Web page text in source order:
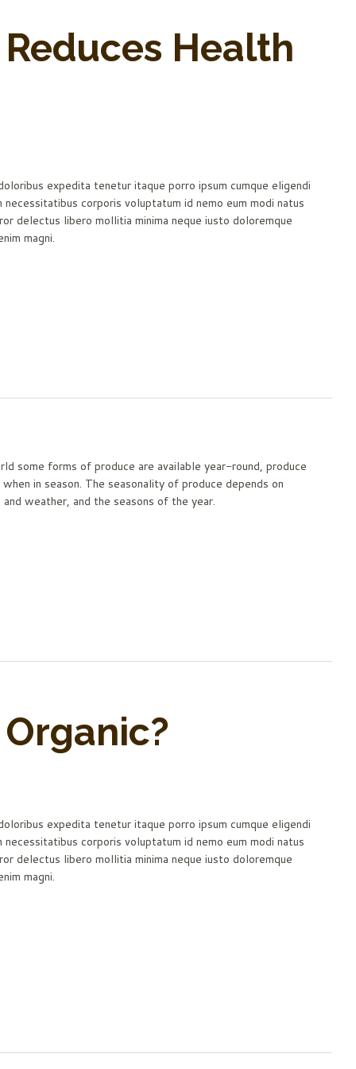
Health
expedita tenetur itaque porro ipsum cumque eligendi
corporis voluptatum id nemo eum modi natus
delectus libero mollitia minima neque iusto doloremque
magni.
some forms of produce are available year-round, produce
in season. The seasonality of produce depends on
weather, and the seasons of the year.
expedita tenetur itaque porro ipsum cumque eligendi
corporis voluptatum id nemo eum modi natus
delectus libero mollitia minima neque iusto doloremque
magni.